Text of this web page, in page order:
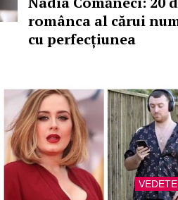
românca al cărui
cu perfecțiunea
VEDETE